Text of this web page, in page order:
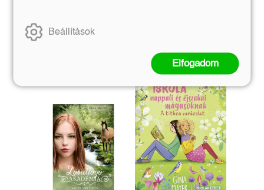
Szerző további művei
Beállítások
Elfogadom